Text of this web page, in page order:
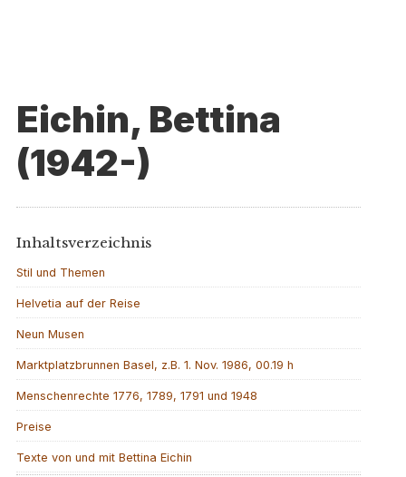
Eichin, Bettina
(1942-)
Inhaltsverzeichnis
Stil und Themen
Helvetia auf der Reise
Neun Musen
Marktplatzbrunnen Basel, z.B. 1. Nov. 1986, 00.19 h
Menschenrechte 1776, 1789, 1791 und 1948
Preise
Texte von und mit Bettina Eichin